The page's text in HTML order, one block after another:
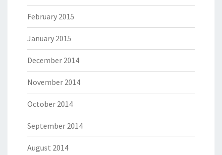
February 2015
January 2015
December 2014
November 2014
October 2014
September 2014
August 2014